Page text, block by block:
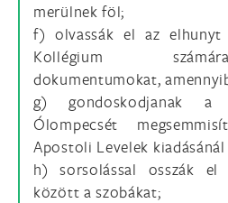
merülnek föl;
f) olvassák el az
Kollégium
dokumentumokat,
g) gondoskodjanak a
Ólompecsét
Apostoli Levelek kiadásánál
h) sorsolással osszák
között a szobákat;